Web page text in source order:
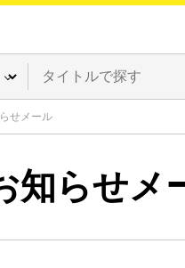
せメール
知らせメ